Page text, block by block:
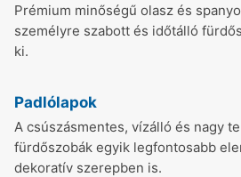
Prémium minőségű olasz és
személyre szabott és időtálló
ki.
Padlólapok
A csúszásmentes, vízálló és nagy
fürdőszobák egyik legfontosabb
dekoratív szerepben is.